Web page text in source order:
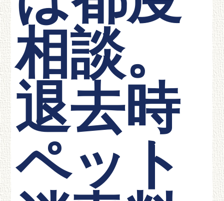
相談。
退去時
ペット